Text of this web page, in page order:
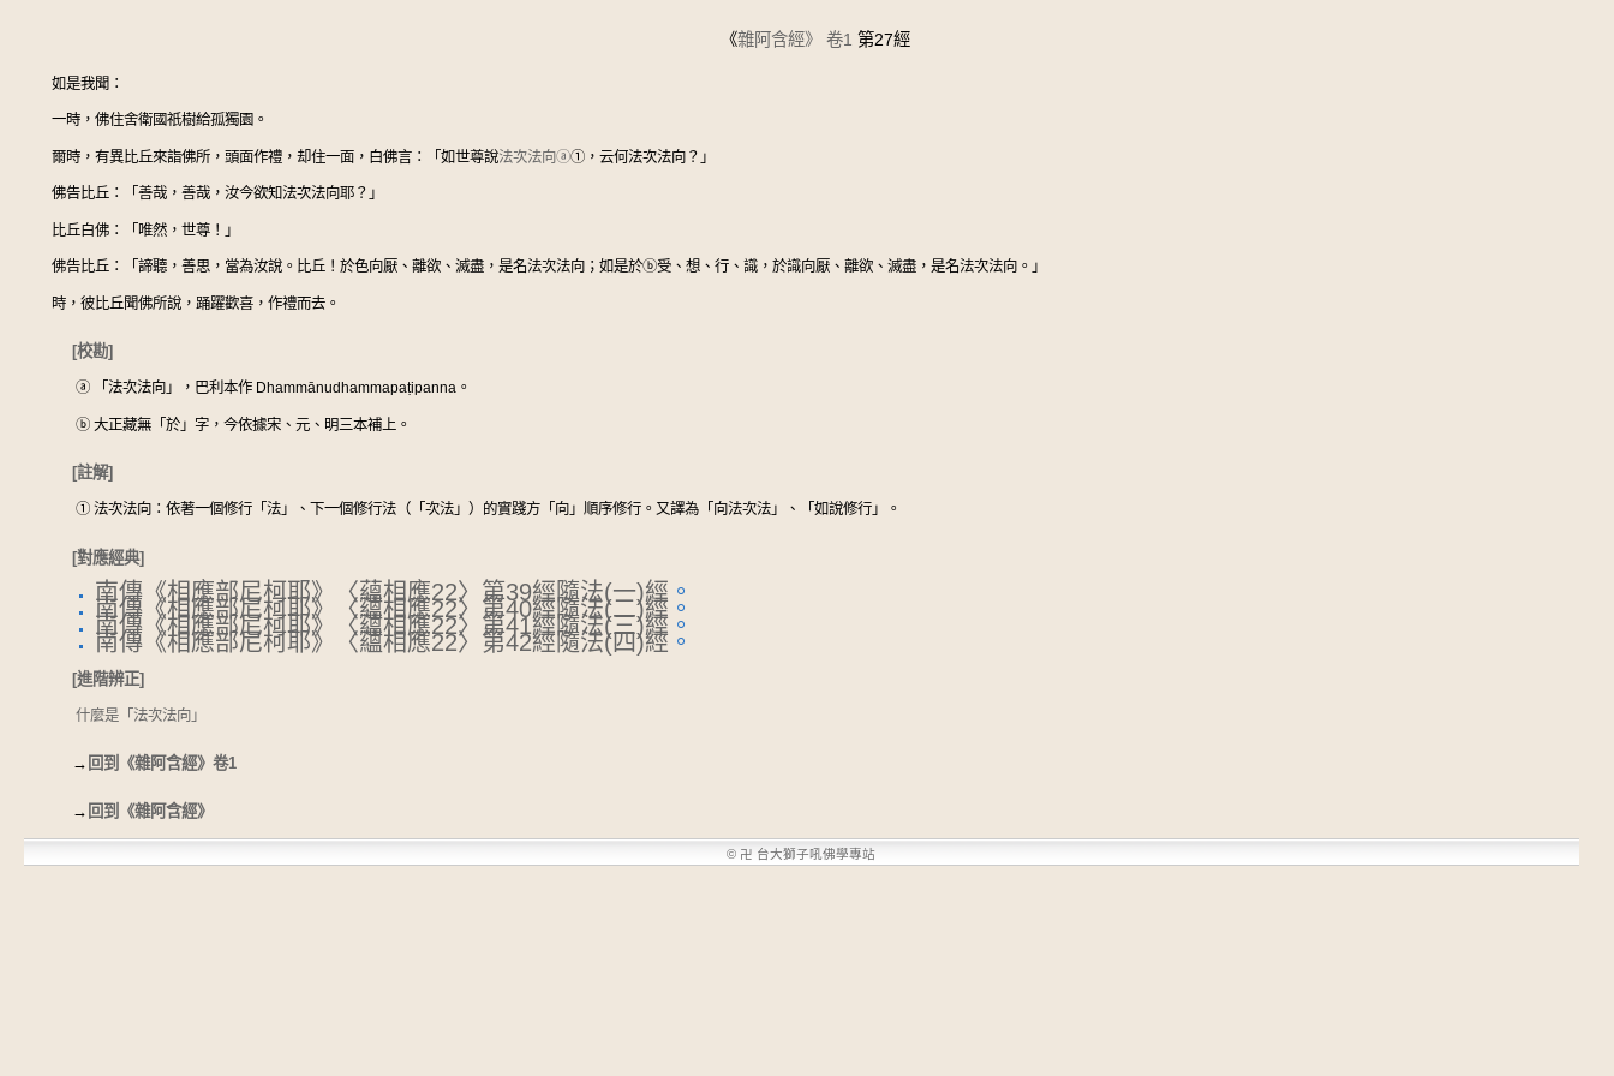
《雜阿含經》 卷1 第27經
如是我聞：
一時，佛住舍衛國祇樹給孤獨園。
爾時，有異比丘來詣佛所，頭面作禮，却住一面，白佛言：「如世尊說法次法向ⓐ①，云何法次法向？」
佛告比丘：「善哉，善哉，汝今欲知法次法向耶？」
比丘白佛：「唯然，世尊！」
佛告比丘：「諦聽，善思，當為汝說。比丘！於色向厭、離欲、滅盡，是名法次法向；如是於ⓑ受、想、行、識，於識向厭、離欲、滅盡，是名法次法向。」
時，彼比丘聞佛所說，踊躍歡喜，作禮而去。
[校勘]
ⓐ 「法次法向」，巴利本作 Dhammānudhammapaṭipanna。
ⓑ 大正藏無「於」字，今依據宋、元、明三本補上。
[註解]
① 法次法向：依著一個修行「法」、下一個修行法（「次法」）的實踐方「向」順序修行。又譯為「向法次法」、「如說修行」。
[對應經典]
南傳《相應部尼柯耶》〈蘊相應22〉第39經隨法(一)經 。
南傳《相應部尼柯耶》〈蘊相應22〉第40經隨法(二)經 。
南傳《相應部尼柯耶》〈蘊相應22〉第41經隨法(三)經 。
南傳《相應部尼柯耶》〈蘊相應22〉第42經隨法(四)經 。
[進階辨正]
什麼是「法次法向」
→ 回到《雜阿含經》卷1
→ 回到《雜阿含經》
© 卍 台大獅子吼佛學專站